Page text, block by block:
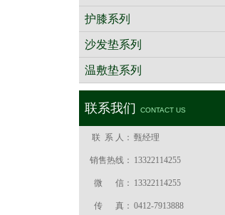
护膝系列
沙发垫系列
温敷垫系列
联系我们 CONTACT US
联 系 人： 甄经理
销售热线： 13322114255
微 信： 13322114255
传 真： 0412-7913888